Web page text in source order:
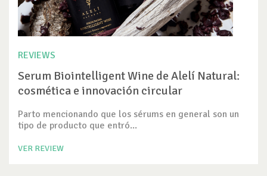
REVIEWS
Serum Biointelligent Wine de Alelí Natural:
cosmética e innovación circular
Parto mencionando que los sérums en general son un
tipo de producto que entró...
VER REVIEW